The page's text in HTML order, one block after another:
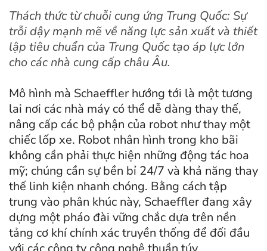
Thách thức từ chuỗi cung ứng Trung Quốc: Sự
trỗi dậy mạnh mẽ về năng lực sản xuất và thiết
lập tiêu chuẩn của Trung Quốc tạo áp lực lớn
cho các nhà cung cấp châu Âu.
Mô hình mà Schaeffler hướng tới là một tương
lai nơi các nhà máy có thể dễ dàng thay thế,
nâng cấp các bộ phận của robot như thay một
chiếc lốp xe. Robot nhân hình trong kho bãi
không cần phải thực hiện những động tác hoa
mỹ; chúng cần sự bền bỉ 24/7 và khả năng thay
thế linh kiện nhanh chóng. Bằng cách tập
trung vào phân khúc này, Schaeffler đang xây
dựng một pháo đài vững chắc dựa trên nền
tảng cơ khí chính xác truyền thống để đối đầu